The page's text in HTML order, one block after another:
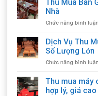
Thu Mua Bàn
Nhà
Chức năng bình
Dịch Vụ Thu
Số Lượng Lớn
Chức năng bình
Thu mua máy
hợp lý, giá cao